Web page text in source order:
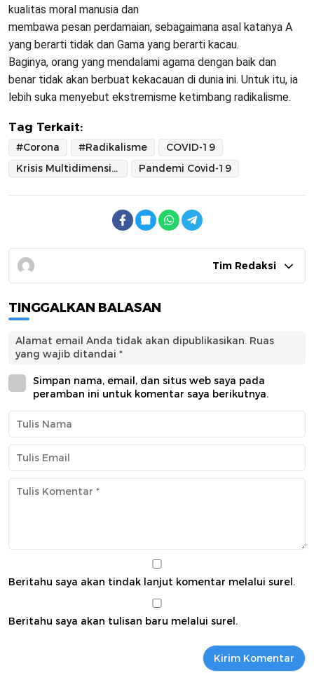
kualitas moral manusia dan
membawa pesan perdamaian, sebagaimana asal katanya A
yang berarti tidak dan Gama yang berarti kacau.
Baginya, orang yang mendalami agama dengan baik dan
benar tidak akan berbuat kekacauan di dunia ini. Untuk itu, ia
lebih suka menyebut ekstremisme ketimbang radikalisme.
Tag Terkait:
#Corona #Radikalisme
COVID-19
Krisis Multidimensional
Pandemi Covid-19
Tim Redaksi
TINGGALKAN BALASAN
Alamat email Anda tidak akan dipublikasikan. Ruas
yang wajib ditandai *
Simpan nama, email, dan situs web saya pada
peramban ini untuk komentar saya berikutnya.
Beritahu saya akan tindak lanjut komentar melalui surel.
Beritahu saya akan tulisan baru melalui surel.